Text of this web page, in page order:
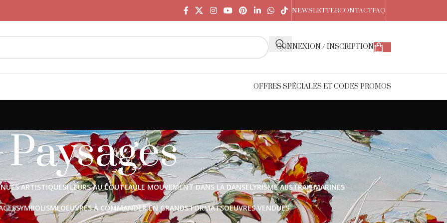
NEWSLETTERCONTACTFAQ
CONNEXION / INSCRIPTION
OFFRES SPÉCIALES ET CODES PROMOS
Paysages
ARTISTIQUESFLEURS AU COUTEAULE MOUVEMENT DANS LA DANSELYRISME ABSTRAITMARINES
SYMBOLISMEOEUVRES À COMMANDER EN GRANDS FORMATSOEUVRES VENDUES